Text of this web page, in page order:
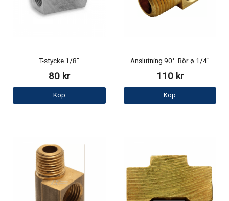
T-stycke 1/8"
80 kr
Köp
Anslutning 90° Rör ø 1/4"
110 kr
Köp